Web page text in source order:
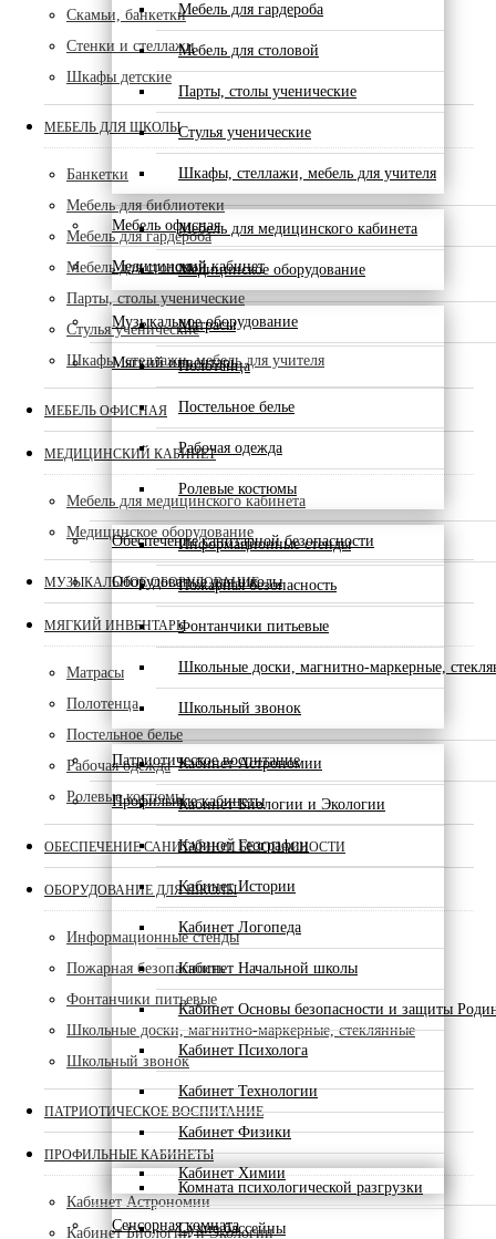
Мебель для гардероба
Мебель для столовой
Парты, столы ученические
Стулья ученические
Шкафы, стеллажи, мебель для учителя
Мебель офисная
Медицинский кабинет
Мебель для медицинского кабинета
Медицинское оборудование
Музыкальное оборудование
Мягкий инвентарь
Матрасы
Полотенца
Постельное белье
Рабочая одежда
Ролевые костюмы
Обеспечение санитарной безопасности
Оборудование для школы
Информационные стенды
Пожарная безопасность
Фонтанчики питьевые
Школьные доски, магнитно-маркерные,
Школьный звонок
Патриотическое воспитание
Профильные кабинеты
Кабинет Астрономии
Кабинет Биологии и Экологии
Кабинет Географии
Кабинет Истории
Кабинет Логопеда
Кабинет Начальной школы
Кабинет Основы безопасности и защиты
Кабинет Психолога
Кабинет Технологии
Кабинет Физики
Кабинет Химии
Сенсорная комната
Комната психологической разгрузки
Сухие бассейны
Скамьи, банкетки
Стенки и стеллажи
Шкафы детские
МЕБЕЛЬ ДЛЯ ШКОЛЫ
Банкетки
Мебель для библиотеки
Мебель для гардероба
Мебель для столовой
Парты, столы ученические
Стулья ученические
Шкафы, стеллажи, мебель для учителя
МЕБЕЛЬ ОФИСНАЯ
МЕДИЦИНСКИЙ КАБИНЕТ
Мебель для медицинского кабинета
Медицинское оборудование
МУЗЫКАЛЬНОЕ ОБОРУДОВАНИЕ
МЯГКИЙ ИНВЕНТАРЬ
Матрасы
Полотенца
Постельное белье
Рабочая одежда
Ролевые костюмы
ОБЕСПЕЧЕНИЕ САНИТАРНОЙ БЕЗОПАСНОСТИ
ОБОРУДОВАНИЕ ДЛЯ ШКОЛЫ
Информационные стенды
Пожарная безопасность
Фонтанчики питьевые
Школьные доски, магнитно-маркерные, стеклянные
Школьный звонок
ПАТРИОТИЧЕСКОЕ ВОСПИТАНИЕ
ПРОФИЛЬНЫЕ КАБИНЕТЫ
Кабинет Астрономии
Кабинет Биологии и Экологии